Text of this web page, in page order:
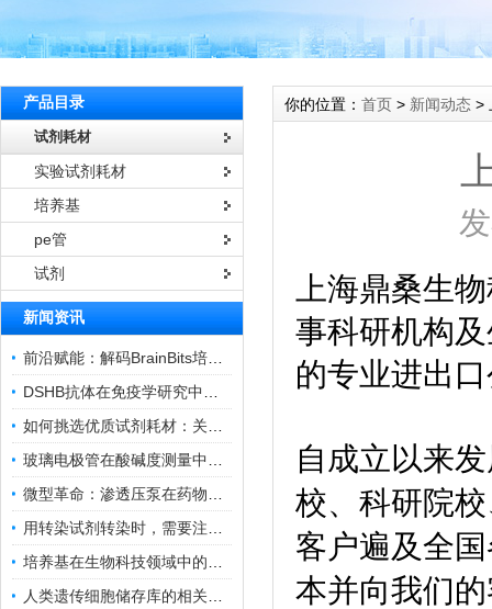
产品目录
试剂耗材
实验试剂耗材
培养基
pe管
试剂
新闻资讯
你的位置： 首页 > 新闻动态 >
上海鼎桑生
事科研机构
的专业进出
自成立以来
校、科研院
客户遍及全
本并向我们